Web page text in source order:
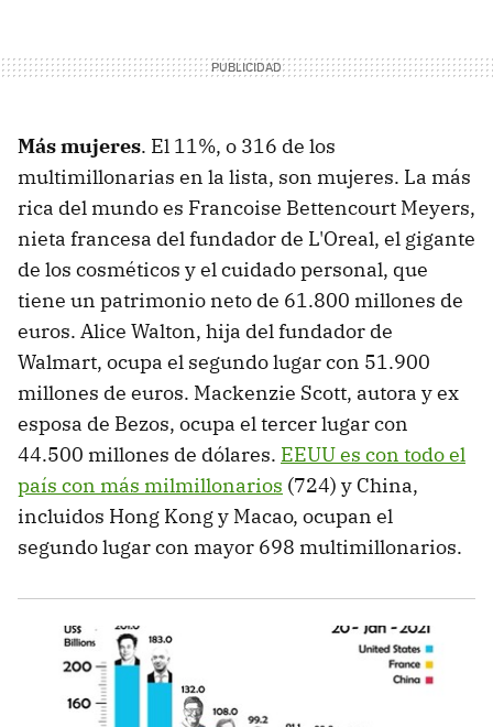
Más mujeres. El 11%, o 316 de los
multimillonarias en la lista, son mujeres. La más
rica del mundo es Francoise Bettencourt Meyers,
nieta francesa del fundador de L'Oreal, el gigante
de los cosméticos y el cuidado personal, que
tiene un patrimonio neto de 61.800 millones de
euros. Alice Walton, hija del fundador de
Walmart, ocupa el segundo lugar con 51.900
millones de euros. Mackenzie Scott, autora y ex
esposa de Bezos, ocupa el tercer lugar con
44.500 millones de dólares. EEUU es con todo el
país con más milmillonarios (724) y China,
incluidos Hong Kong y Macao, ocupan el
segundo lugar con mayor 698 multimillonarios.